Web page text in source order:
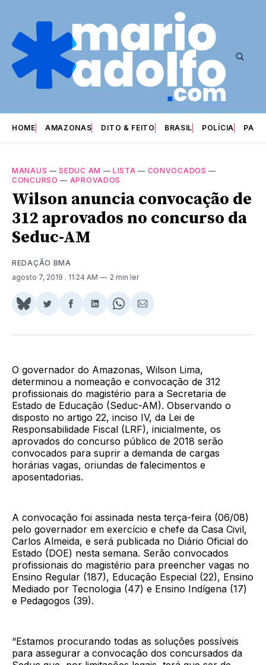
HOME AMAZONAS DITO & FEITO BRASIL POLÍCIA
MANAUS —SEDUC AM —LISTA — CONVOCADOS —
CONCURSO — APROVADOS
Wilson anuncia convocação de
312 aprovados no concurso da
Seduc-AM
REDAÇÃO BMA
agosto 7, 2019 . 11:24 AM 2 min ler
Share
BlueSky
Compartilhar
Twitter
Compartilhar
Facebook
Compartilhar
LinkedIn
Share
WhatsApp
Compartilhar
Email
O governador do Amazonas, Wilson Lima,
determinou a nomeação e convocação de 312
profissionais do magistério para a Secretaria de
Estado de Educação (Seduc-AM). Observando o
disposto no artigo 22, inciso IV, da Lei de
Responsabilidade Fiscal (LRF), inicialmente, os
aprovados do concurso público de 2018 serão
convocados para suprir a demanda de cargas
horárias vagas, oriundas de falecimentos e
aposentadorias.
A convocação foi assinada nesta terça-feira (06/08)
pelo governador em exercício e chefe da Casa Civil,
Carlos Almeida, e será publicada no Diário Oficial do
Estado (DOE) nesta semana. Serão convocados
profissionais do magistério para preencher vagas no
Ensino Regular (187), Educação Especial (22), Ensino
Mediado por Tecnologia (47) e Ensino Indígena (17)
e Pedagogos (39).
“Estamos procurando todas as soluções possíveis
para assegurar a convocação dos concursados da